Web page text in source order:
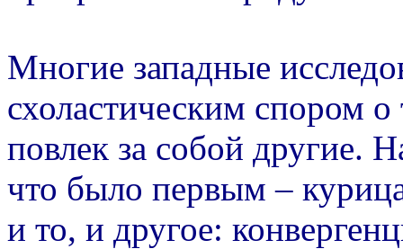
Многие западные
схоластическим спором
повлек за собой другие.
что было первым –
и то, и другое: